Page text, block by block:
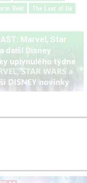
Reid
The Last of Us
Marvel, Star
další Disney
uplynulého týdne